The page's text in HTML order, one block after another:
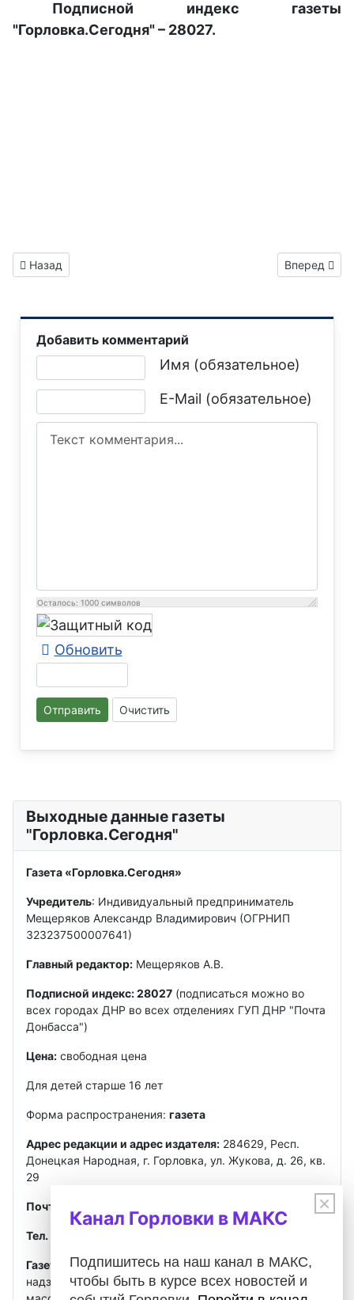
Подписной индекс газеты
"Горловка.Сегодня" – 28027.
Предыдущий: Газета "Горловка.Сегодня" выпуск №265
Назад Следующий:
Вперед
Добавить комментарий
Имя (обязательное)
E-Mail (обязательное)
Текст комментария
Осталось: 1000 символов
Обновить
Отправить Очистить
Выходные данные газеты
"Горловка.Сегодня"
Газета «Горловка.Сегодня»
Учредитель: Индивидуальный предприниматель
Мещеряков Александр Владимирович (ОГРНИП
323237500007641)
Главный редактор: Мещеряков А.В.
Подписной индекс: 28027 (подписаться можно во
всех городах ДНР во всех отделениях ГУП ДНР "Почта
Донбасса")
Цена: свободная цена
Для детей старше 16 лет
Форма распространения: газета
Адрес редакции и адрес издателя: 284629, Респ.
Донецкая Народная, г. Горловка, ул. Жукова, д. 26, кв.
29
Почта
Тел. ред.:
Газета зарегистрированаФедеральной службой по
надзору в сфере связи, информационных технологий и
×
Канал Горловки в МАКС
Подпишитесь на наш канал в МАКС,
чтобы быть в курсе всех новостей и